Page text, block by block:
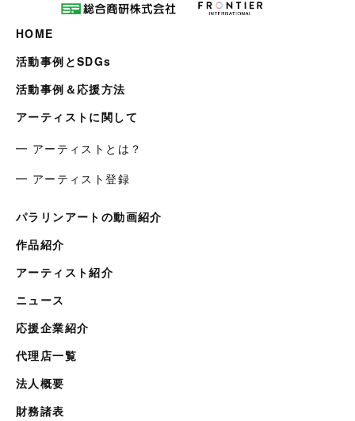
HOME
活動事例とSDGs
活動事例＆応援方法
アーティストに関して
━ アーティストとは？
━ アーティスト登録
パラリンアートの動画紹介
作品紹介
アーティスト紹介
ニュース
応援企業紹介
代理店一覧
法人概要
財務諸表